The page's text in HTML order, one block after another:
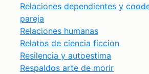
Relaciones dependientes y
pareja
Relaciones humanas
Relatos de ciencia ficcion
Resilencia y autoestima
Respaldos arte de morir